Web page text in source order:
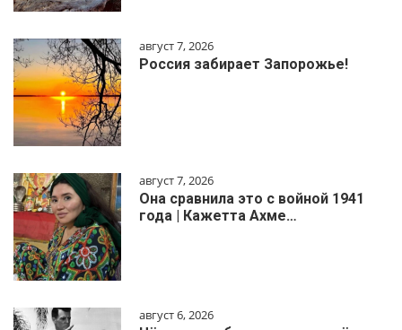
август 7, 2026
Россия забирает Запорожье!
август 7, 2026
Она сравнила это с войной 1941
года | Кажетта Ахме…
август 6, 2026